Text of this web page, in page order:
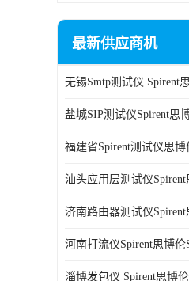
最新供应商机